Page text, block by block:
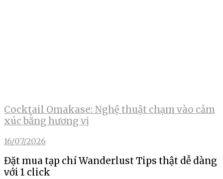
Cocktail Omakase: Nghệ thuật chạm vào cảm
xúc bằng hương vị
16/07/2026
Đặt mua tạp chí Wanderlust Tips thật dễ dàng
với 1 click